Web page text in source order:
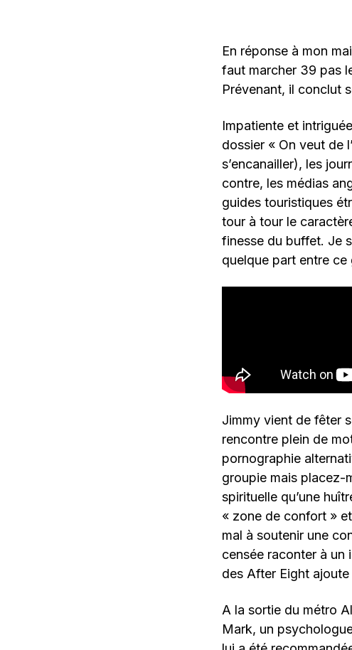
En réponse à mon
faut marcher 39 pas
Prévenant, il conclut
Impatiente et
dossier « On veut de
s’encanailler), les
contre, les médias
guides touristiques
tour à tour le
finesse du buffet. Je
quelque part entre
Jimmy vient de fêter
rencontre plein de
pornographie
groupie mais placez-
spirituelle qu’une
« zone de confort »
mal à soutenir une
censée raconter à un
des After Eight
A la sortie du métro
Mark, un